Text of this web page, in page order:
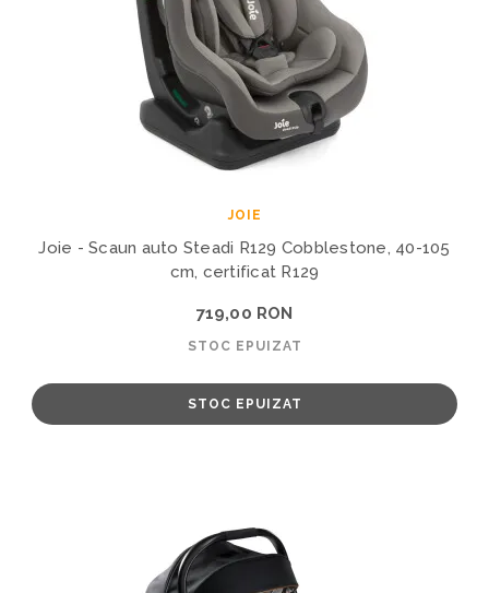
JOIE
Joie - Scaun auto Steadi R129 Cobblestone, 40-105
cm, certificat R129
719,00 RON
STOC EPUIZAT
STOC EPUIZAT